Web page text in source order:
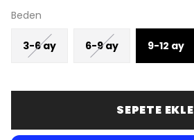
Beden
3-6 ay 6-9 ay 9-12 ay
SEPETE EKLE